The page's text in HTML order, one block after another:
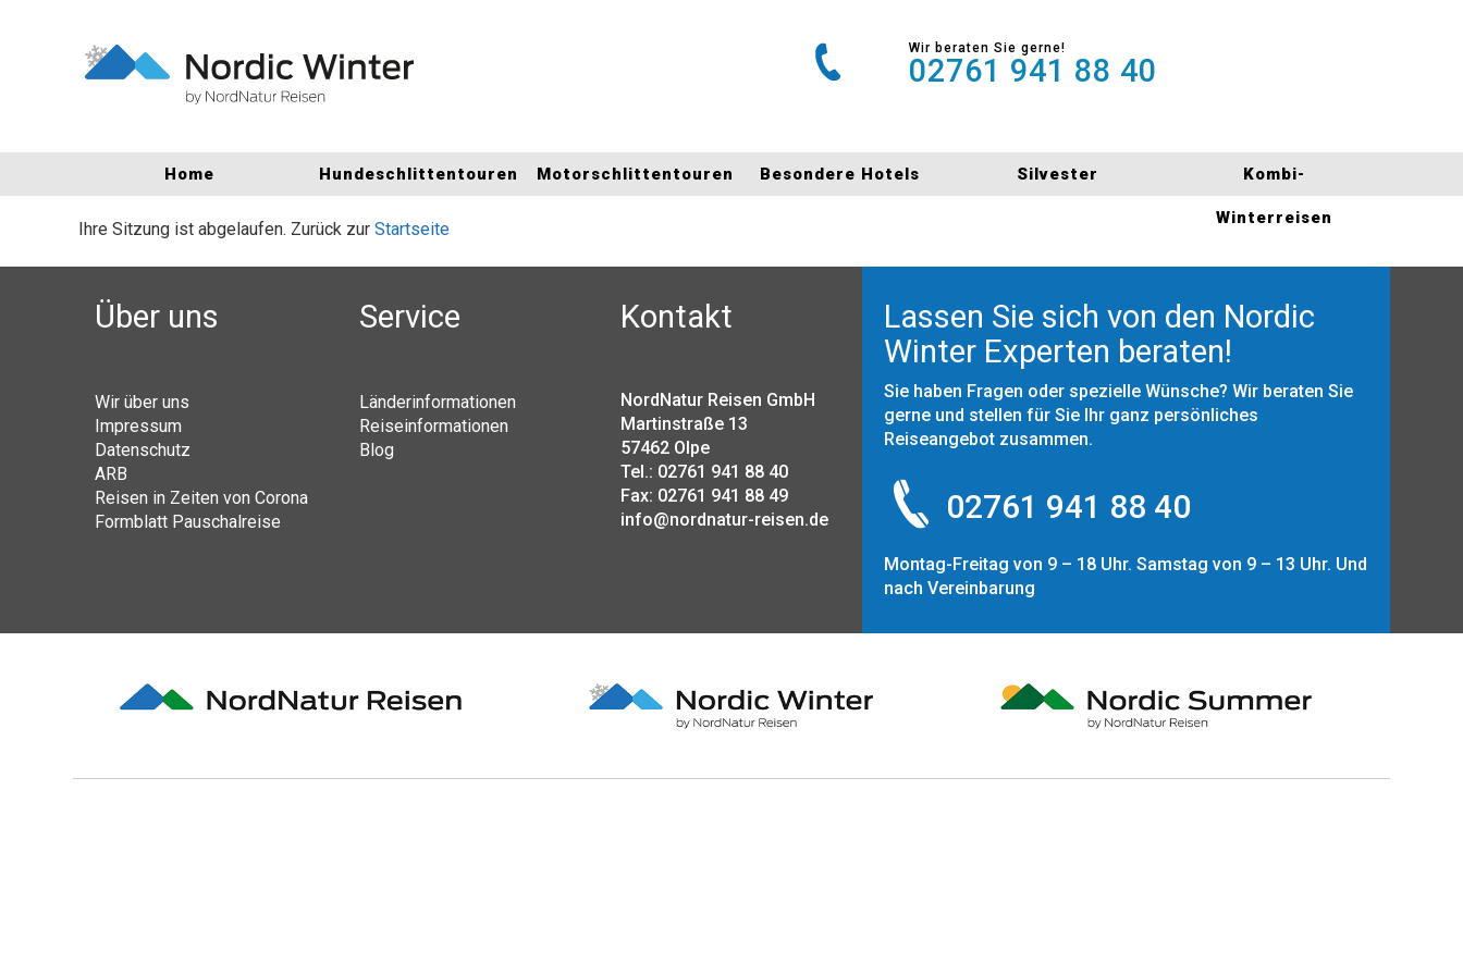
Wir beraten Sie gerne!
02761 941 88 40
Home Hundeschlittentouren Motorschlittentouren Besondere Hotels Silvester Kombi-
Winterreisen
Ihre Sitzung ist abgelaufen. Zurück zur Startseite
Über uns
Wir über uns
Impressum
Datenschutz
ARB
Reisen in Zeiten von Corona
Formblatt Pauschalreise
Service
Länderinformationen
Reiseinformationen
Blog
Kontakt
NordNatur Reisen GmbH
Martinstraße 13
57462 Olpe
Tel.: 02761 941 88 40
Fax: 02761 941 88 49
info@nordnatur-reisen.de
Lassen Sie sich von den Nordic
Winter Experten beraten!
Sie haben Fragen oder spezielle Wünsche? Wir beraten Sie
gerne und stellen für Sie Ihr ganz persönliches
Reiseangebot zusammen.
02761 941 88 40
Montag-Freitag von 9 – 18 Uhr. Samstag von 9 – 13 Uhr. Und
nach Vereinbarung